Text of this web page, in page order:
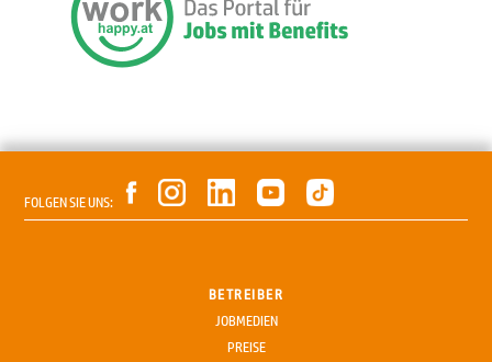
FOLGEN SIE UNS:
BETREIBER
JOBMEDIEN
PREISE